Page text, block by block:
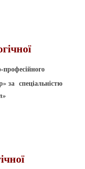
професійного
за спеціальністю